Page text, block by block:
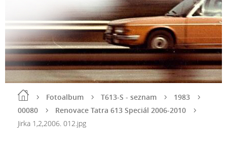
Fotoalbum T613-S - seznam
1983
00080
Renovace Tatra 613 Speciál 2006-2010
Jirka 1,2,2006. 012.jpg